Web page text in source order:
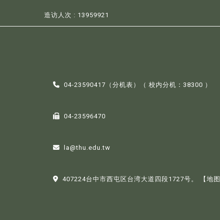
造访人次 : 13959921
04-23590417（分机表 ）（ 校内分机：38300 ）
04-23596470
la@thu.edu.tw
407224台中市西屯区台湾大道四段1727号。 【地